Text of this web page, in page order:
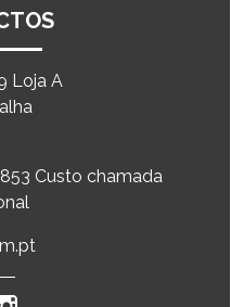
Loja A
Custo chamada